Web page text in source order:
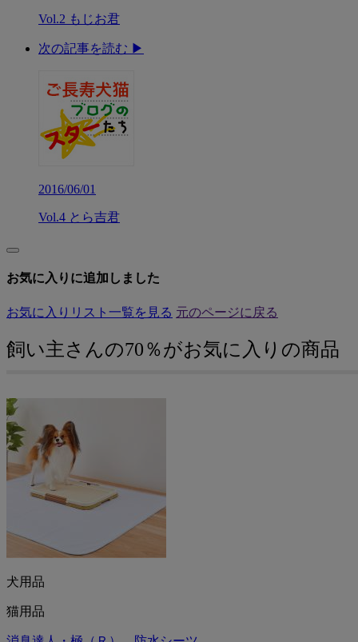
Vol.2 もじお君
次の記事を読む ▶︎
2016/06/01
Vol.4 とら吉君
お気に入りに追加しました
お気に入りリスト一覧を見る 元のページに戻る
飼い主さんの70％がお気に入りの商品
犬用品
猫用品